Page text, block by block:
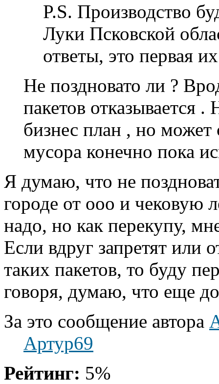
P.S. Производство
Луки Псковской
ответы, это первая
Не поздновато ли ?
пакетов отказывается
бизнес план , но
мусора конечно пока
Я думаю, что не
городе от ооо и чековую
надо, но как перекупу,
Если вдруг запретят или
таких пакетов, то буду
говоря, думаю, что еще
За это сообщение автора
Артур69
Рейтинг: 5%